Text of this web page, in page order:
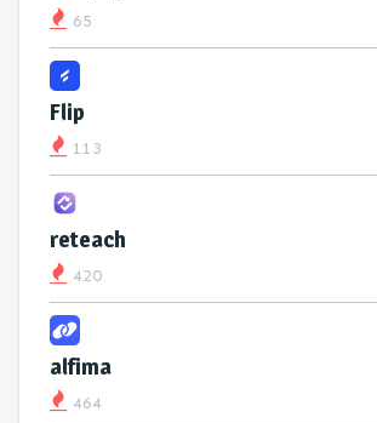
65
Flip
113
reteach
420
alfima
464